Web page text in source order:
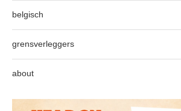
belgisch
grensverleggers
about